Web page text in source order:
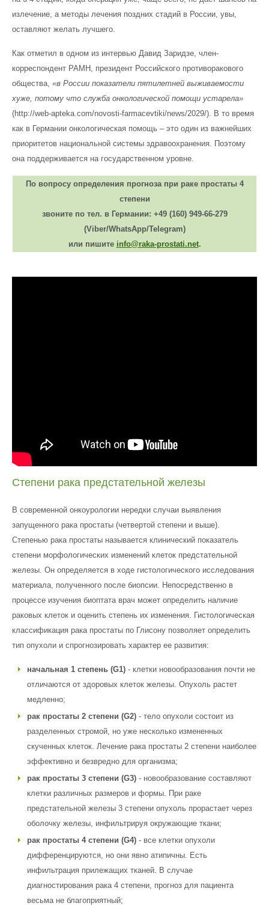
излечение, а методы лечения поздних стадий в России, увы,
оставляют желать лучшего.
Как отметил в одном из интервью Давид Заридзе, член-
корреспондент РАМН, президент Российского противоракового
общества, «в России показатели пятилетней выживаемости
хуже, потому что служба онкологической помощи устарела»
(http://web-apteka.com/novosti-farmacevtiki/news/2029/). В то время
как в Германии онкологическая помощь – это один из важнейших
приоритетов национальной системы здравоохранения. Поэтому
она поддерживается на государственном уровне.
По вопросу определения прогноза при раке простаты 4
степени
звоните по тел. в Германии: +49 (160) 949-66-279
(Viber/WhatsApp/Telegram)
или пишите info@raka-prostati.net.
Степени рака предстательной железы
В современной онкоурологии нередки случаи выявления
запущенного рака простаты (четвертой степени и выше).
Степенью рака простаты называется клинический показатель
степени морфологических изменений клеток предстательной
железы. Он определяется в ходе гистологического исследования
материала, полученного после биопсии. Непосредственно в
процессе изучения биоптата врач может определить наличие
раковых клеток и оценить степень их изменения. Гистологическая
классификация рака простаты по Глисону позволяет определить
тип опухоли и спрогнозировать характер ее развития:
начальная 1 степень (G1) - клетки новообразования почти не
отличаются от здоровых клеток железы. Опухоль растет
медленно;
рак простаты 2 степени (G2) - тело опухоли состоит из
разделенных стромой, но уже несколько измененных
скученных клеток. Лечение рака простаты 2 степени наиболее
эффективно и безвредно для организма;
рак простаты 3 степени (G3) - новообразование составляют
клетки различных размеров и формы. При раке
предстательной железы 3 степени опухоль прорастает через
оболочку железы, инфильтрируя окружающие ткани;
рак простаты 4 степени (G4) - все клетки опухоли
дифференцируются, но они явно атипичны. Есть
инфильтрация прилежащих тканей. В случае
диагностирования рака 4 степени, прогноз для пациента
весьма не благоприятный;